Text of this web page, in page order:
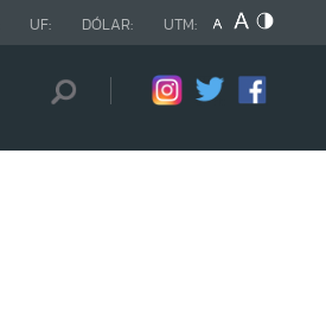
UF: DÓLAR: UTM: